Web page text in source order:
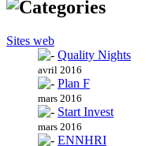
Sites web
Quality Nights
avril 2016
Plan F
mars 2016
Start Invest
mars 2016
ENNHRI